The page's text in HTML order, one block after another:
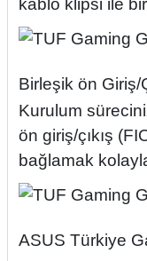
kablo klipsi ile
Birleşik ön Giriş/
Kurulum
ön giriş/çıkış
bağlamak
ASUS Türkiye